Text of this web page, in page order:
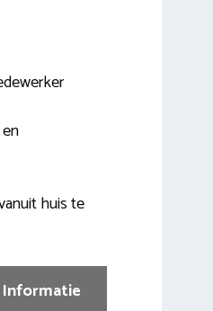
huis te
Informatie